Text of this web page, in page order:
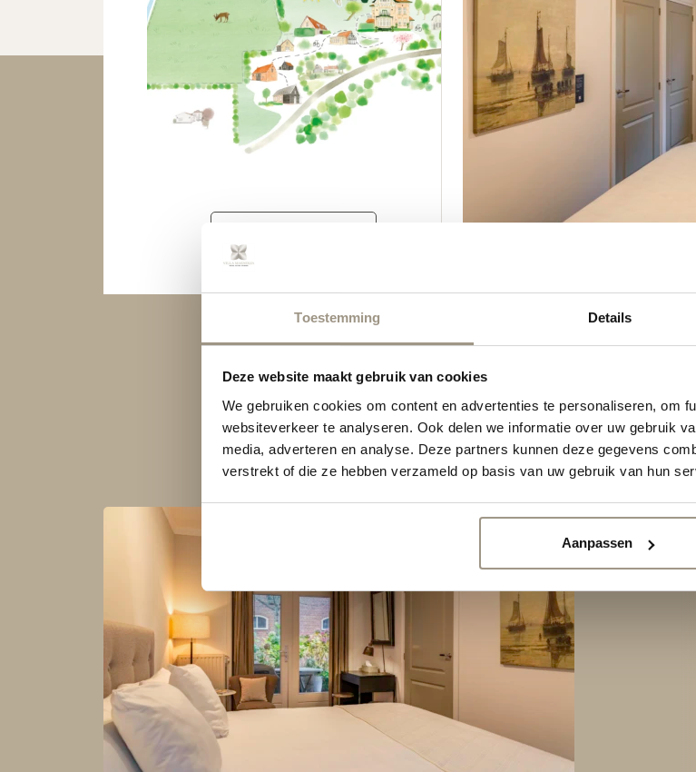
Toestemming Details
Deze website maakt gebruik van cookies
We gebruiken cookies om content en advertenties te personaliseren, om
websiteverkeer te analyseren. Ook delen we informatie over uw gebruik
media, adverteren en analyse. Deze partners kunnen deze gegevens
verstrekt of die ze hebben verzameld op basis van uw gebruik van hun
Aanpassen